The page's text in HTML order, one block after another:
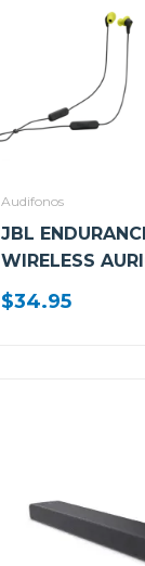
Audifonos
JBL
WIRELESS
DEPORTIVOS
INÁLAMBRICOS
$34.95